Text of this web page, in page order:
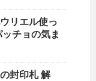
リエル使っ
チョの気ま
封印札 解